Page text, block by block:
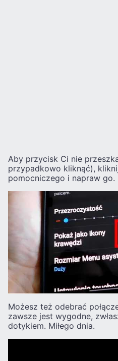
Aby przycisk Ci nie
przypadkowo kliknąć),
pomocniczego i napraw go.
Możesz też odebrać
zawsze jest wygodne,
dotykiem. Miłego dnia.